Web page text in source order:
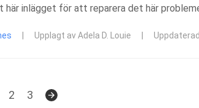
här inlägget för att reparera det här
Upplagt av Adela D. Louie
2 3